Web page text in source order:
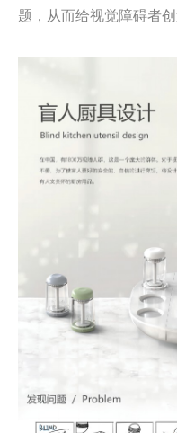
题，从而给视觉障碍者